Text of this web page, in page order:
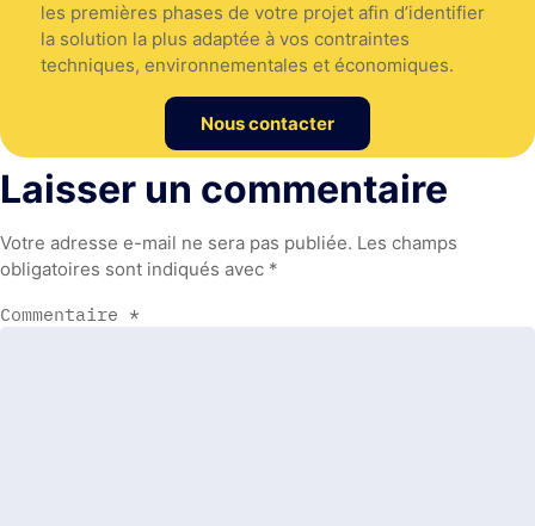
les premières phases de votre projet afin d’identifier
la solution la plus adaptée à vos contraintes
techniques, environnementales et économiques.
Nous contacter
Laisser un commentaire
Votre adresse e-mail ne sera pas publiée. Les champs
obligatoires sont indiqués avec *
Commentaire *